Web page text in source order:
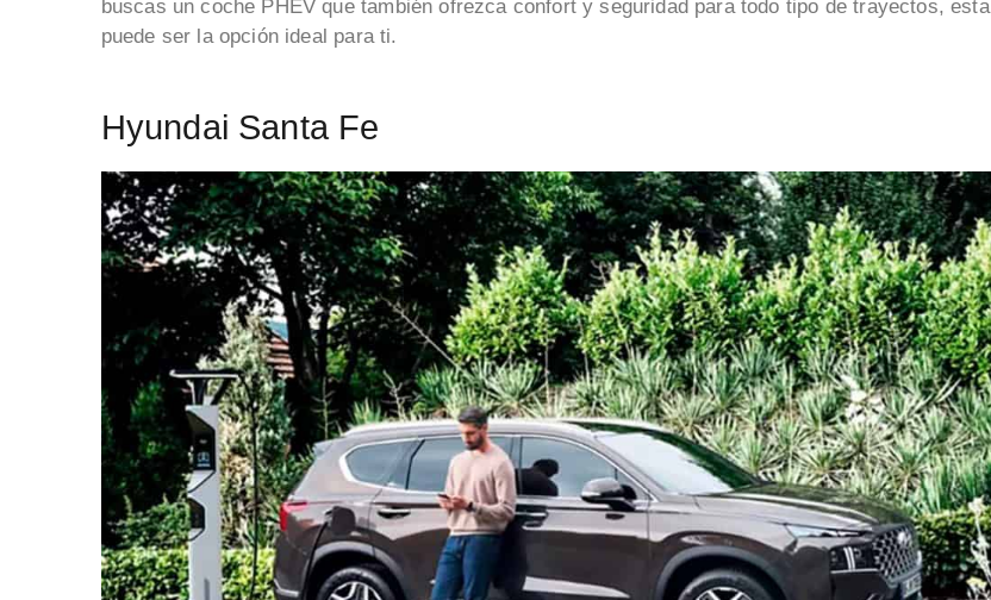
buscas un coche PHEV que también ofrezca confort y seguridad para todo tipo de trayectos, esta
puede ser la opción ideal para ti.
Hyundai Santa Fe